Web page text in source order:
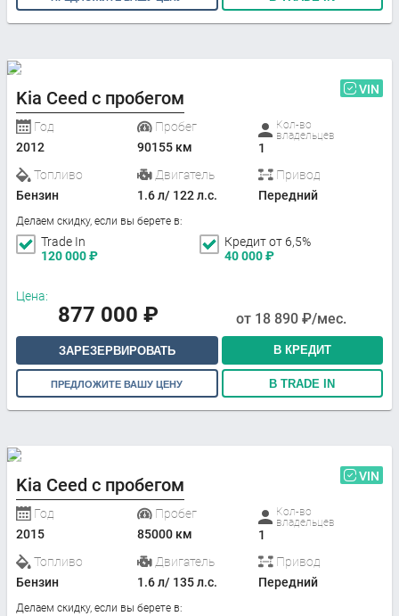
Kia Ceed с пробегом VIN
Год
2012
Пробег
90155 км
Кол-во
владельцев
1
Топливо
Бензин
Двигатель
1.6 л/ 122 л.с.
Привод
Передний
Делаем скидку, если вы берете в:
Trade In
120 000₽
Кредит от 6,5%
40 000₽
Цена:
877 000 ₽ от 18 890 ₽/мес.
ЗАРЕЗЕРВИРОВАТЬ В КРЕДИТ
ПРЕДЛОЖИТЕ ВАШУ ЦЕНУ В TRADE IN
Kia Ceed с пробегом VIN
Год
2015
Пробег
85000 км
Кол-во
владельцев
1
Топливо
Бензин
Двигатель
1.6 л/ 135 л.с.
Привод
Передний
Делаем скидку, если вы берете в: